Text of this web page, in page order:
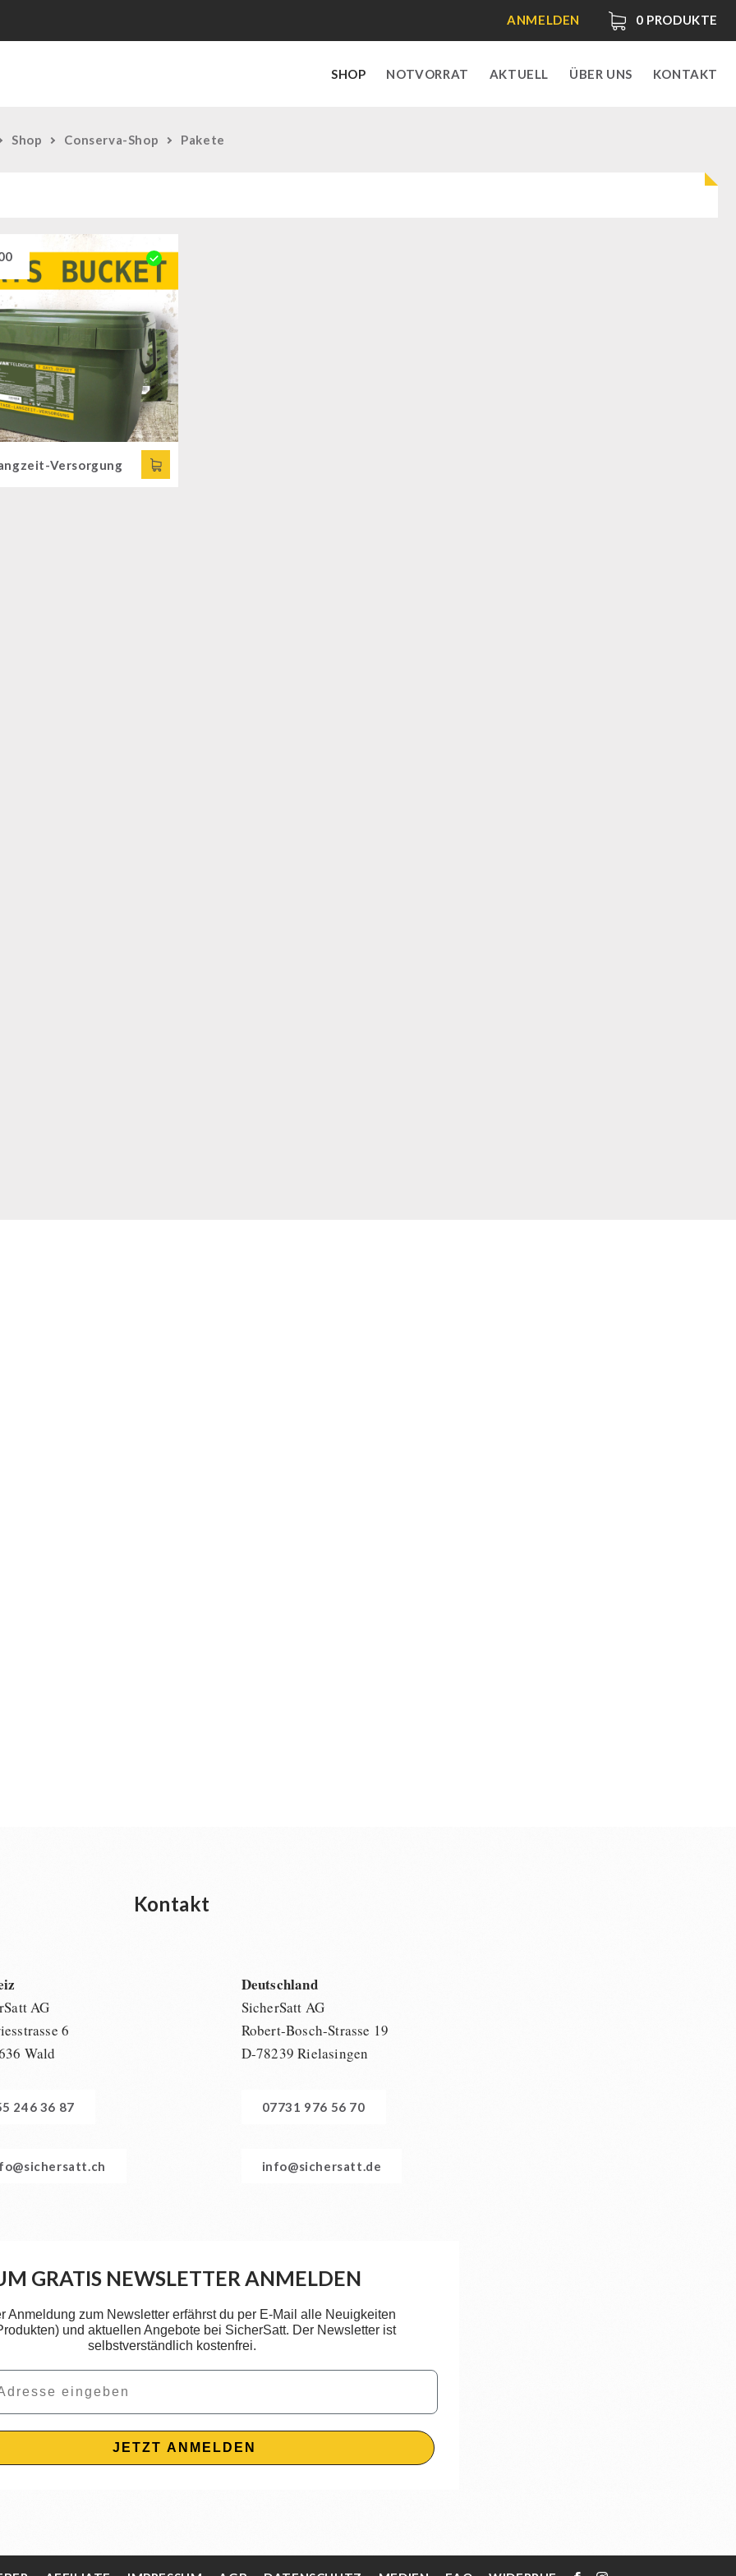
0 PRODUKTE
ANMELDEN
SHOP NOTVORRAT AKTUELL ÜBER UNS KONTAKT
Shop Conserva-Shop Pakete
Versorgung
Kontakt
AG
6
Wald
246 36 87
Deutschland
SicherSatt AG
Robert-Bosch-Strasse 19
D-78239 Rielasingen
07731 976 56 70
info@sichersatt.de
GRATIS NEWSLETTER ANMELDEN
Anmeldung zum Newsletter erfährst du per E-Mail alle Neuigkeiten
und aktuellen Angebote bei SicherSatt. Der Newsletter ist
selbstverständlich kostenfrei.
JETZT ANMELDEN